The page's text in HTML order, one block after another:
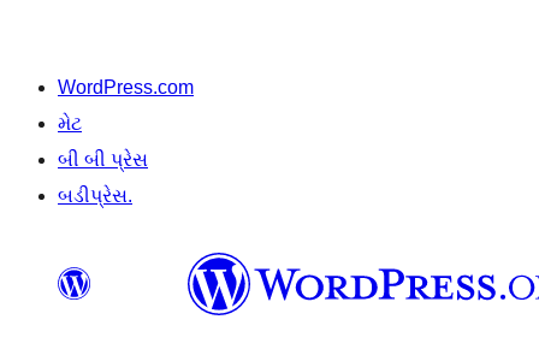
WordPress.com
મેટ
બી બી પ્રેસ
બડીપ્રેસ.